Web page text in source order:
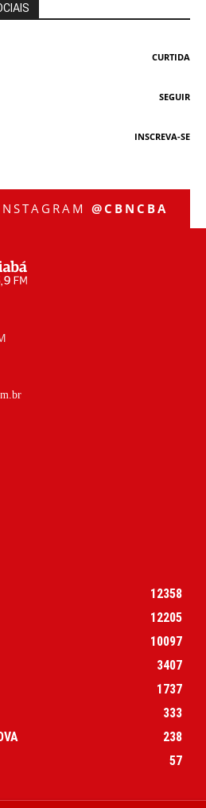
CURTIDA
SEGUIR
INSCREVA-SE
@CBNCBA
12358
12205
10097
3407
1737
333
238
57